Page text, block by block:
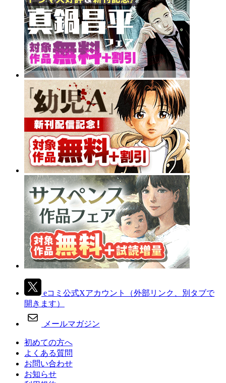
eコミ公式Xアカウント
（外部リンク、別タブで
開きます）
メールマガジン
初めての方へ
よくある質問
お問い合わせ
お知らせ